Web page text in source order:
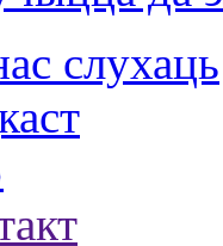
слухаць